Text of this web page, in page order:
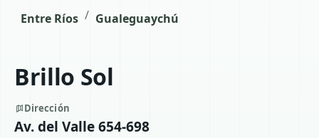
Entre Ríos / Gualeguaychú
Brillo Sol
Dirección
Av. del Valle 654-698